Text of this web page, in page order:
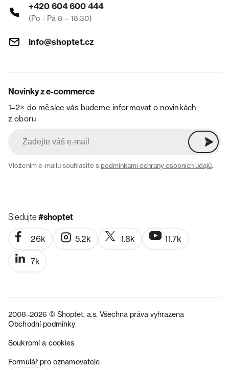
+420 604 600 444
(Po - Pá 8 – 18:30)
info@shoptet.cz
Novinky z e-commerce
1–2× do měsíce vás budeme informovat o novinkách
z oboru
Vložením e-mailu souhlasíte spodmínkami ochrany osobních údajů.
Sledujte#shoptet
26k 5.2k 1.8k 11.7k
7k
2008–2026 © Shoptet, a.s. Všechna práva vyhrazena
Obchodní podmínky
Soukromí a cookies
Formulář pro oznamovatele